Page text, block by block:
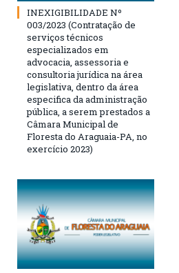
INEXIGIBILIDADE Nº
003/2023 (Contratação de
serviços técnicos
especializados em
advocacia, assessoria e
consultoria jurídica na área
legislativa, dentro da área
especifica da administração
pública, a serem prestados a
Câmara Municipal de
Floresta do Araguaia-PA, no
exercício 2023)